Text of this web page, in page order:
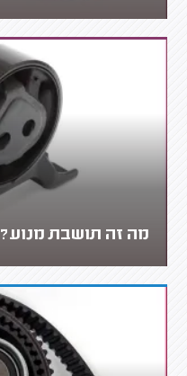
מה זה תושבת מנוע?